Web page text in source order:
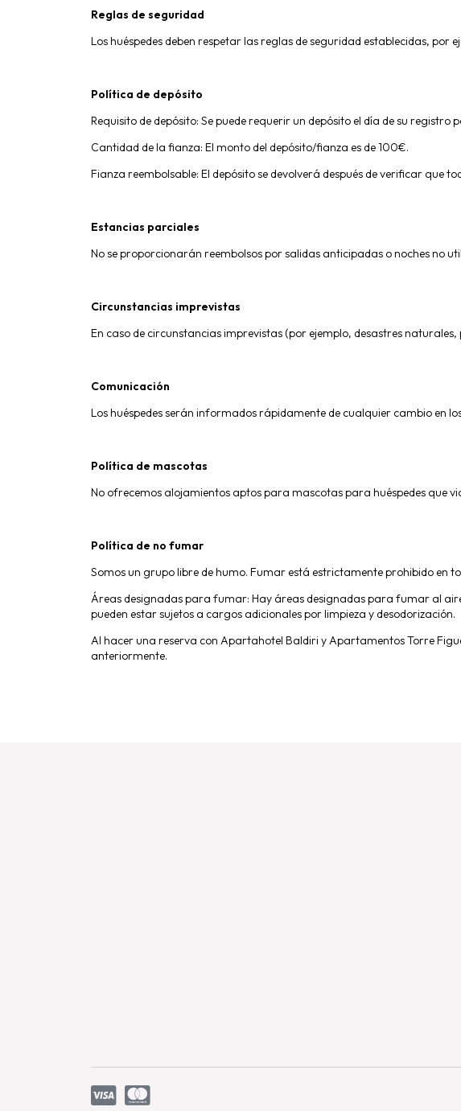
Reglas de seguridad
Los huéspedes deben respetar las reglas de seguridad establecidas, por
Política de depósito
Requisito de depósito: Se puede requerir un depósito el día de su
Cantidad de la fianza: El monto del depósito/fianza es de 100€.
Fianza reembolsable: El depósito se devolverá después de verificar que
Estancias parciales
No se proporcionarán reembolsos por salidas anticipadas o noches no
Circunstancias imprevistas
En caso de circunstancias imprevistas (por ejemplo, desastres
Comunicación
Los huéspedes serán informados rápidamente de cualquier cambio en
Política de mascotas
No ofrecemos alojamientos aptos para mascotas para huéspedes que
Política de no fumar
Somos un grupo libre de humo. Fumar está estrictamente prohibido en
Áreas designadas para fumar: Hay áreas designadas para fumar al
pueden estar sujetos a cargos adicionales por limpieza y desodorización.
Al hacer una reserva con Apartahotel Baldiri y Apartamentos Torre
anteriormente.